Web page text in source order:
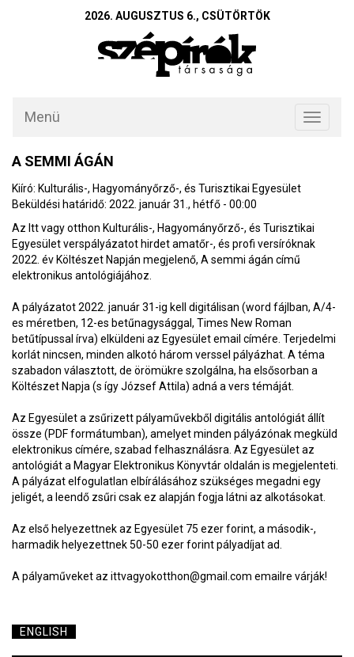
2026. AUGUSZTUS 6., CSÜTÖRTÖK
Toggle
Menü
A SEMMI ÁGÁN
Kiíró: Kulturális-, Hagyományőrző-, és Turisztikai Egyesület
Beküldési határidő: 2022. január 31., hétfő - 00:00
Az Itt vagy otthon Kulturális-, Hagyományőrző-, és Turisztikai
Egyesület verspályázatot hirdet amatőr-, és profi versíróknak
2022. év Költészet Napján megjelenő, A semmi ágán című
elektronikus antológiájához.
A pályázatot 2022. január 31-ig kell digitálisan (word fájlban, A/4-
es méretben, 12-es betűnagysággal, Times New Roman
betűtípussal írva) elküldeni az Egyesület email címére. Terjedelmi
korlát nincsen, minden alkotó három verssel pályázhat. A téma
szabadon választott, de örömükre szolgálna, ha elsősorban a
Költészet Napja (s így József Attila) adná a vers témáját.
Az Egyesület a zsűrizett pályaművekből digitális antológiát állít
össze (PDF formátumban), amelyet minden pályázónak megküld
elektronikus címére, szabad felhasználásra. Az Egyesület az
antológiát a Magyar Elektronikus Könyvtár oldalán is megjelenteti.
A pályázat elfogulatlan elbírálásához szükséges megadni egy
jeligét, a leendő zsűri csak ez alapján fogja látni az alkotásokat.
Az első helyezettnek az Egyesület 75 ezer forint, a második-,
harmadik helyezettnek 50-50 ezer forint pályadíjat ad.
A pályaműveket az ittvagyokotthon@gmail.com emailre várják!
ENGLISH